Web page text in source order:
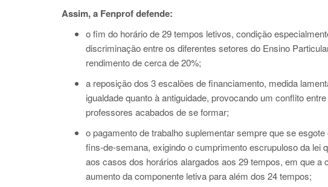
Assim, a Fenprof defende:
o fim do horário de 29 tempos letivos, condição
discriminação entre os diferentes setores do Ensino
rendimento de cerca de 20%;
a reposição dos 3 escalões de financiamento, medida
igualdade quanto à antiguidade, provocando um conflito
professores acabados de se formar;
o pagamento de trabalho suplementar sempre que se
fins-de-semana, exigindo o cumprimento escrupuloso da lei
aos casos dos horários alargados aos 29 tempos, em que
aumento da componente letiva para além dos 24 tempos;